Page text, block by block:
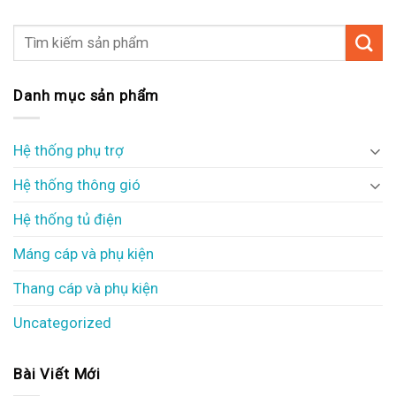
Danh mục sản phẩm
Hệ thống phụ trợ
Hệ thống thông gió
Hệ thống tủ điện
Máng cáp và phụ kiện
Thang cáp và phụ kiện
Uncategorized
Bài Viết Mới